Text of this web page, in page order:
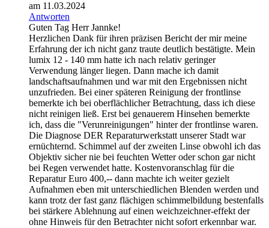
am 11.03.2024
Antworten
Guten Tag Herr Jannke!
Herzlichen Dank für ihren präzisen Bericht der mir meine
Erfahrung der ich nicht ganz traute deutlich bestätigte. Mein
lumix 12 - 140 mm hatte ich nach relativ geringer
Verwendung länger liegen. Dann mache ich damit
landschaftsaufnahmen und war mit den Ergebnissen nicht
unzufrieden. Bei einer späteren Reinigung der frontlinse
bemerkte ich bei oberflächlicher Betrachtung, dass ich diese
nicht reinigen ließ. Erst bei genauerem Hinsehen bemerkte
ich, dass die "Verunreinigungen" hinter der frontlinse waren.
Die Diagnose DER Reparaturwerkstatt unserer Stadt war
ernüchternd. Schimmel auf der zweiten Linse obwohl ich das
Objektiv sicher nie bei feuchten Wetter oder schon gar nicht
bei Regen verwendet hatte. Kostenvoranschlag für die
Reparatur Euro 400,-- dann machte ich weiter gezielt
Aufnahmen eben mit unterschiedlichen Blenden werden und
kann trotz der fast ganz flächigen schimmelbildung bestenfalls
bei stärkere Ablehnung auf einen weichzeichner-effekt der
ohne Hinweis für den Betrachter nicht sofort erkennbar war.